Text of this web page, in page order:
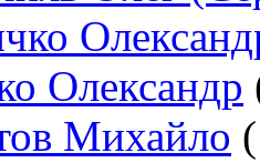
Олександр
Михайло